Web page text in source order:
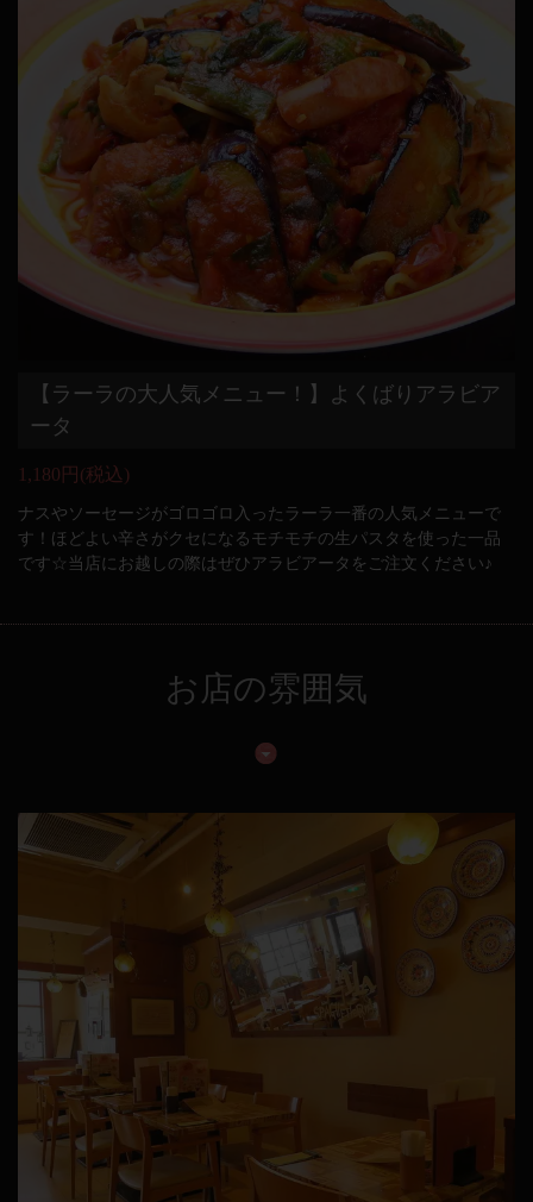
【ラーラの大人気メニュー！】よくばりアラビア
ータ
1,180円 (税込)
ナスやソーセージがゴロゴロ入ったラーラ一番の人気メニューで
す！ほどよい辛さがクセになるモチモチの生パスタを使った一品
です☆当店にお越しの際はぜひアラビアータをご注文ください♪
お店の雰囲気